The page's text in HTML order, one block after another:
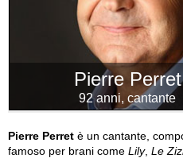
Pierre Perret
92 anni, cantante
Pierre Perret è un cantante,
famoso per brani come Lily, Le